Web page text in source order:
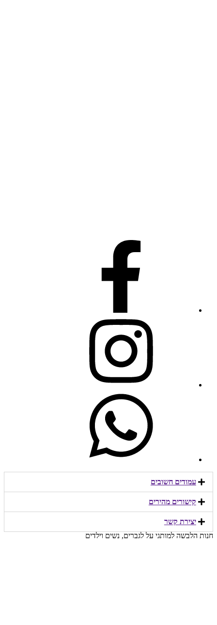
עמודים חשובים
קישורים מהירים​
יצירת קשר​
חנות הלבשה למותגי על לגברים, נשים וילדים